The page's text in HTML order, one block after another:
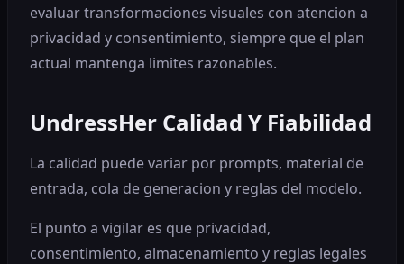
evaluar transformaciones visuales con atencion a
privacidad y consentimiento, siempre que el plan
actual mantenga limites razonables.
UndressHer Calidad Y Fiabilidad
La calidad puede variar por prompts, material de
entrada, cola de generacion y reglas del modelo.
El punto a vigilar es que privacidad,
consentimiento, almacenamiento y reglas legales